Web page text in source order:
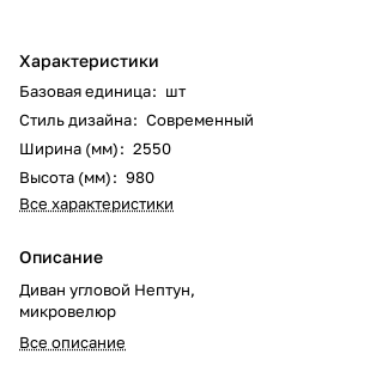
Характеристики
Базовая единица: шт
Стиль дизайна: Современный
Ширина (мм): 2550
Высота (мм): 980
Все характеристики
Описание
Диван угловой Нептун,
микровелюр
Все описание